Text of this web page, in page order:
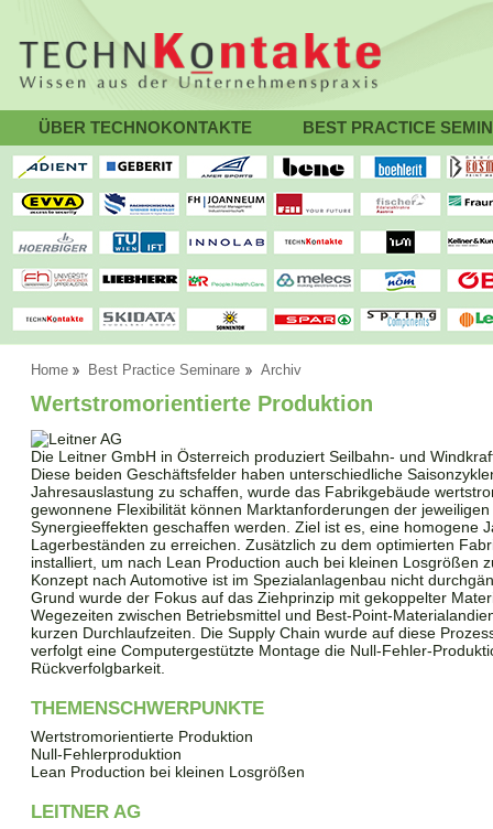
ÜBER TECHNOKONTAKTE BEST PRACTICE
Home Best Practice Seminare Archiv
Wertstromorientierte Produktion
Die Leitner GmbH in Österreich produziert Seilbahn- und
Diese beiden Geschäftsfelder haben unterschiedliche
Jahresauslastung zu schaffen, wurde das Fabrikgebäude
gewonnene Flexibilität können Marktanforderungen der
Synergieeffekten geschaffen werden. Ziel ist es, eine homogene
Lagerbeständen zu erreichen. Zusätzlich zu dem optimierten
installiert, um nach Lean Production auch bei kleinen Losgrößen
Konzept nach Automotive ist im Spezialanlagenbau nicht
Grund wurde der Fokus auf das Ziehprinzip mit gekoppelter
Wegezeiten zwischen Betriebsmittel und Best-Point-
kurzen Durchlaufzeiten. Die Supply Chain wurde auf diese
verfolgt eine Computergestützte Montage die Null-Fehler-
Rückverfolgbarkeit.
THEMENSCHWERPUNKTE
Wertstromorientierte Produktion
Null-Fehlerproduktion
Lean Production bei kleinen Losgrößen
LEITNER AG